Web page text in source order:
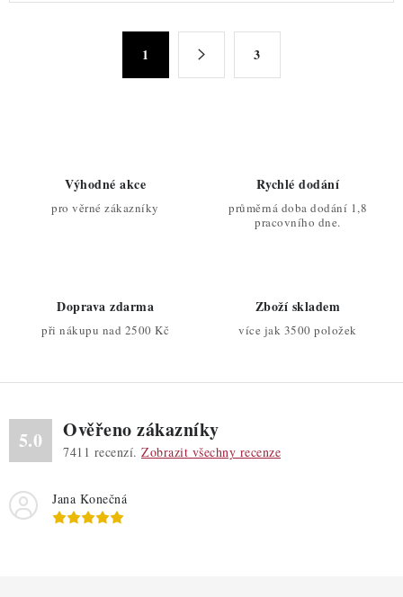
l
u
1 3
Výhodné akce
pro věrné zákazníky
Rychlé dodání
průměrná doba dodání 1,8
pracovního dne.
Doprava zdarma
při nákupu nad 2500 Kč
Zboží skladem
více jak 3500 položek
5.0 Ověřeno zákazníky
7411 recenzí. Zobrazit všechny recenze
Jana Konečná